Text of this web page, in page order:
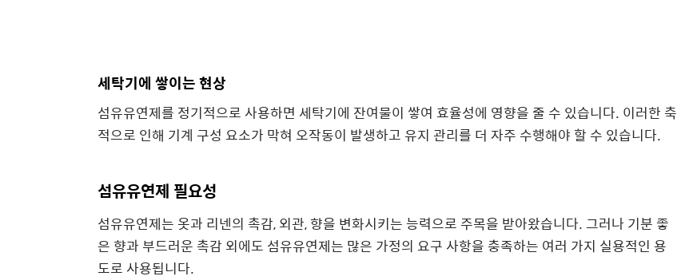
세탁기에 쌓이는 현상
섬유유연제를 정기적으로 사용하면 세탁기에 잔여물이 쌓여 효율성에 영향을 줄 수 있습니다. 이러한 축
적으로 인해 기계 구성 요소가 막혀 오작동이 발생하고 유지 관리를 더 자주 수행해야 할 수 있습니다.
섬유유연제 필요성
섬유유연제는 옷과 리넨의 촉감, 외관, 향을 변화시키는 능력으로 주목을 받아왔습니다. 그러나 기분 좋
은 향과 부드러운 촉감 외에도 섬유유연제는 많은 가정의 요구 사항을 충족하는 여러 가지 실용적인 용
도로 사용됩니다.